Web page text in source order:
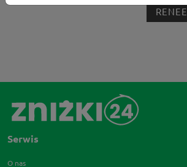
RENEE
Serwis
O nas